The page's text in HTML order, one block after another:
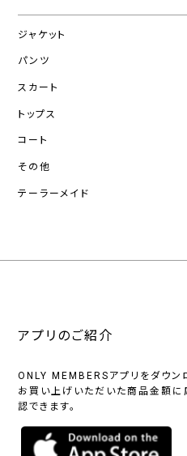
ジャケット
パンツ
スカート
トップス
コート
その他
テーラーメイド
アプリのご紹介
ONLY MEMBERSアプリをダウン
お買い上げいただいた商品金額に
認できます。